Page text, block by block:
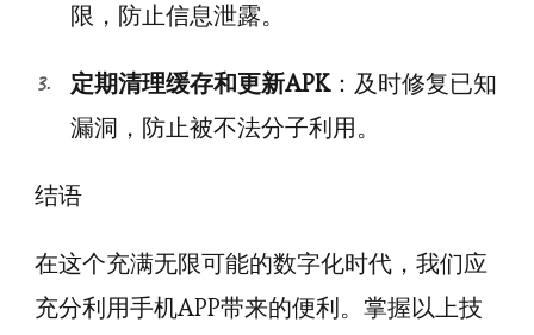
限，防止信息泄露。
定期清理缓存和更新APK：及时修复已知
漏洞，防止被不法分子利用。
结语
在这个充满无限可能的数字化时代，我们应
充分利用手机APP带来的便利。掌握以上技